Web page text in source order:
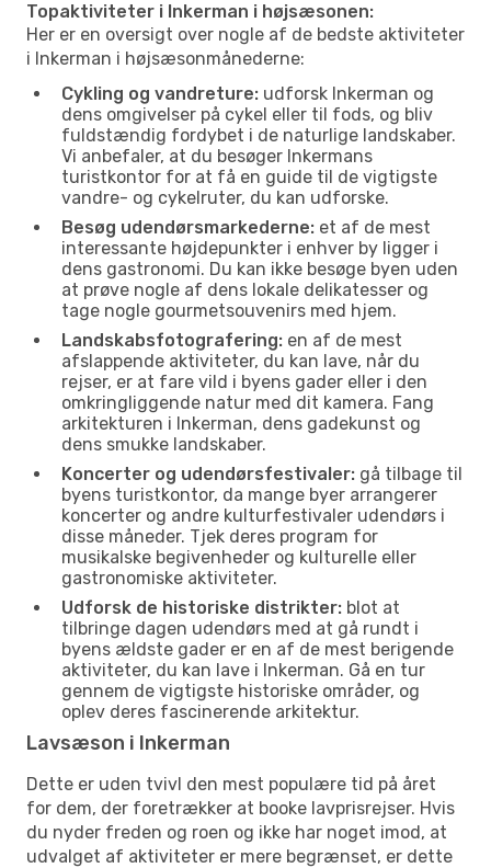
Topaktiviteter i Inkerman i højsæsonen:
Her er en oversigt over nogle af de bedste aktiviteter
i Inkerman i højsæsonmånederne:
Cykling og vandreture: udforsk Inkerman og
dens omgivelser på cykel eller til fods, og bliv
fuldstændig fordybet i de naturlige landskaber.
Vi anbefaler, at du besøger Inkermans
turistkontor for at få en guide til de vigtigste
vandre- og cykelruter, du kan udforske.
Besøg udendørsmarkederne: et af de mest
interessante højdepunkter i enhver by ligger i
dens gastronomi. Du kan ikke besøge byen uden
at prøve nogle af dens lokale delikatesser og
tage nogle gourmetsouvenirs med hjem.
Landskabsfotografering: en af de mest
afslappende aktiviteter, du kan lave, når du
rejser, er at fare vild i byens gader eller i den
omkringliggende natur med dit kamera. Fang
arkitekturen i Inkerman, dens gadekunst og
dens smukke landskaber.
Koncerter og udendørsfestivaler: gå tilbage til
byens turistkontor, da mange byer arrangerer
koncerter og andre kulturfestivaler udendørs i
disse måneder. Tjek deres program for
musikalske begivenheder og kulturelle eller
gastronomiske aktiviteter.
Udforsk de historiske distrikter: blot at
tilbringe dagen udendørs med at gå rundt i
byens ældste gader er en af de mest berigende
aktiviteter, du kan lave i Inkerman. Gå en tur
gennem de vigtigste historiske områder, og
oplev deres fascinerende arkitektur.
Lavsæson i Inkerman
Dette er uden tvivl den mest populære tid på året
for dem, der foretrækker at booke lavprisrejser. Hvis
du nyder freden og roen og ikke har noget imod, at
udvalget af aktiviteter er mere begrænset, er dette